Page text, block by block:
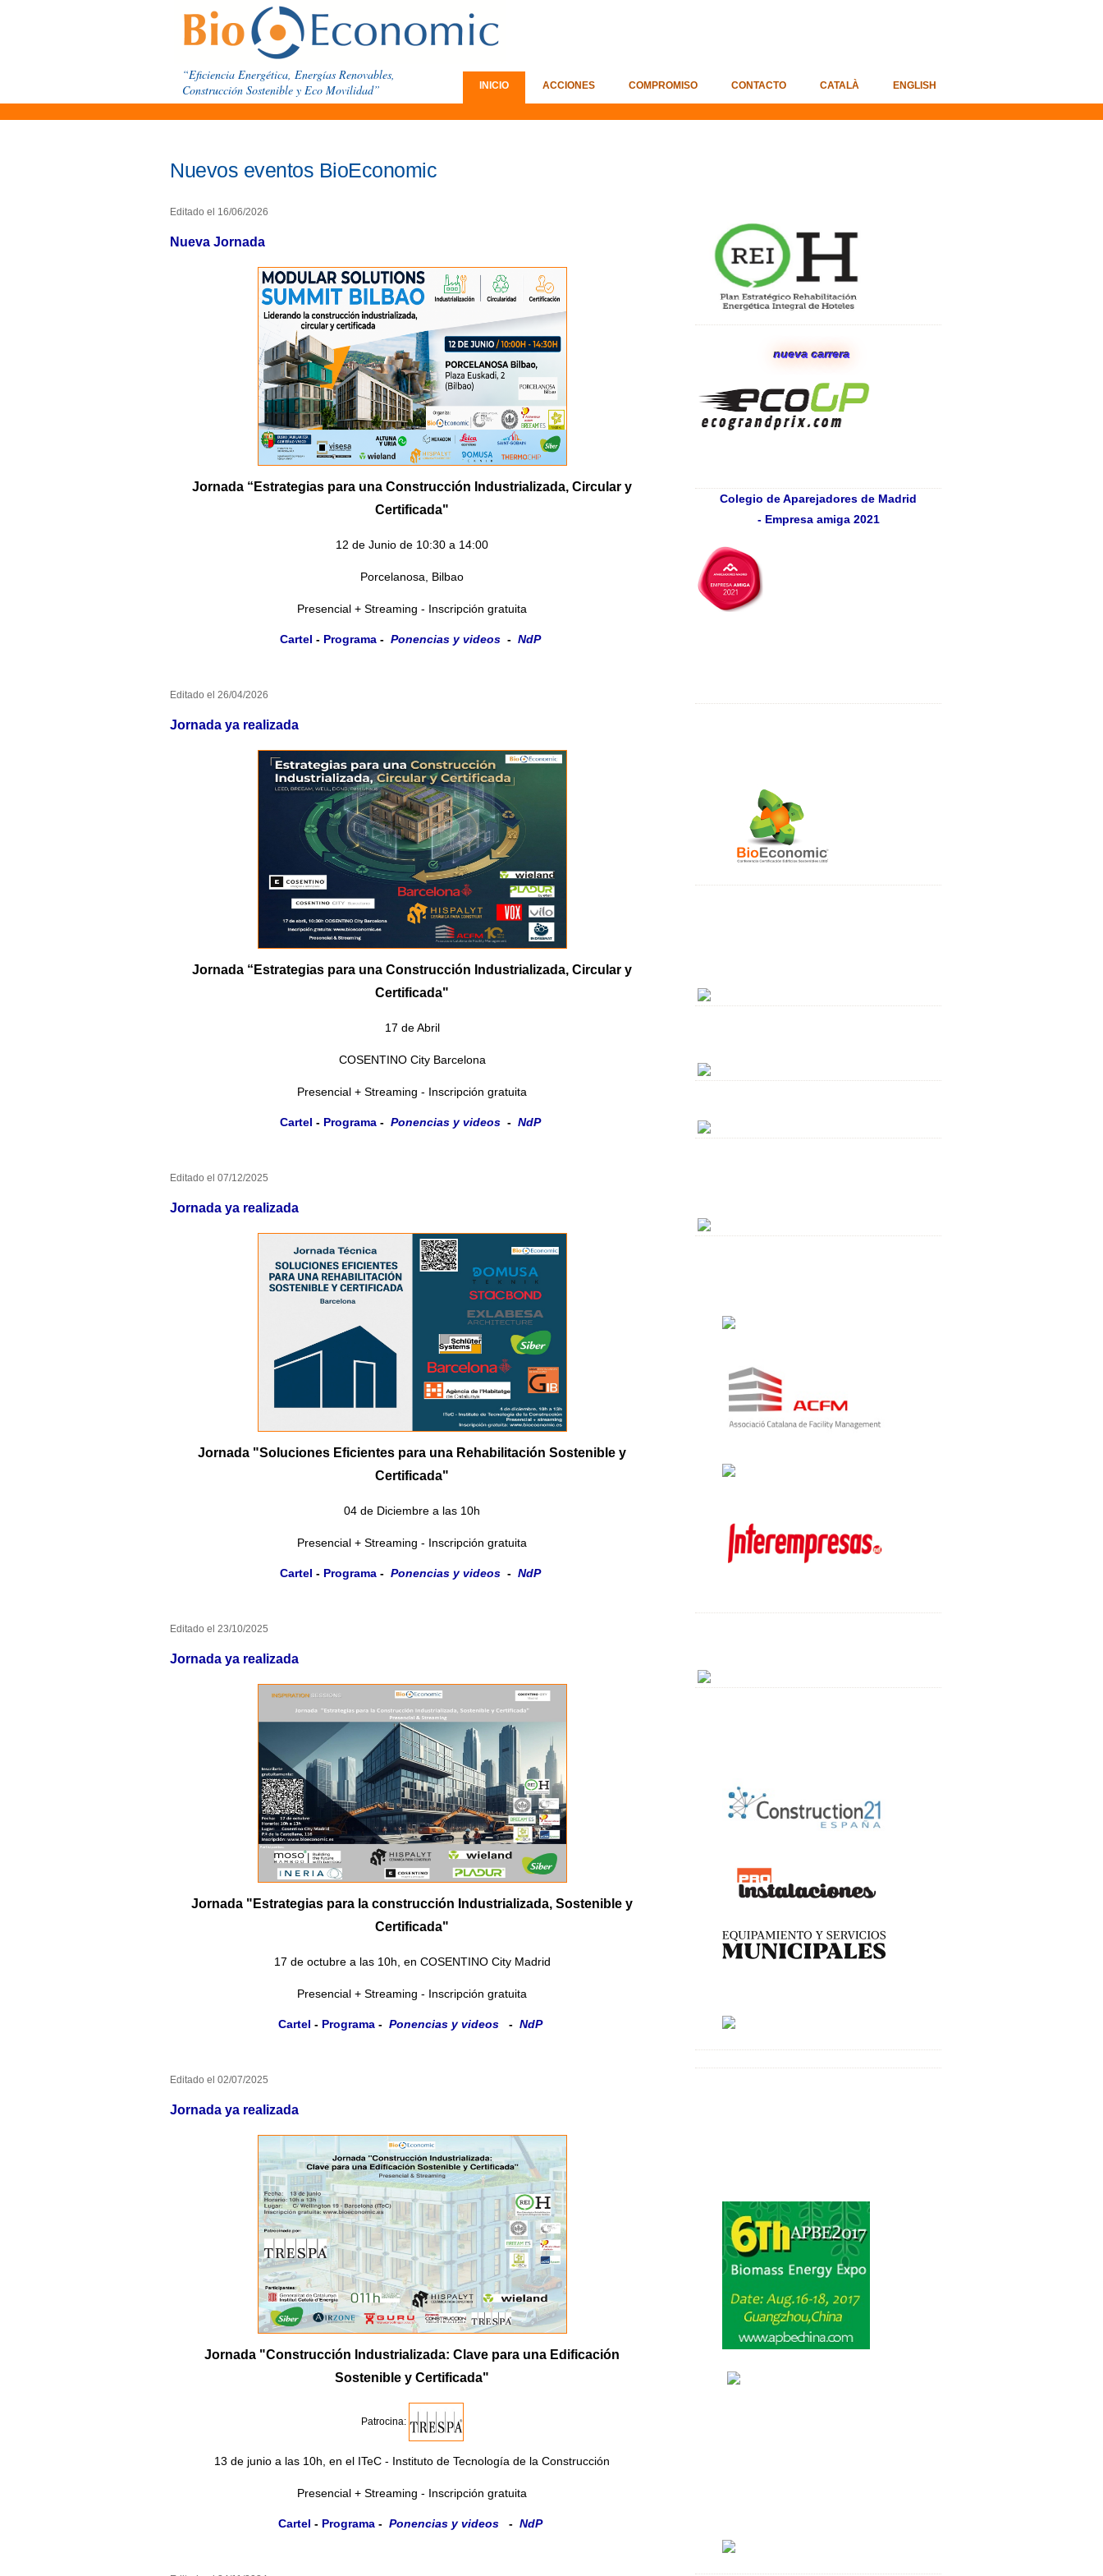
“Eficiencia Energética, Energías Renovables,
Construcción Sostenible y Eco Movilidad”
INICIO ACCIONES COMPROMISO CONTACTO CATALÀ ENGLISH
Nuevos eventos BioEconomic
Editado el 16/06/2026
Nueva Jornada
Jornada “Estrategias para una Construcción Industrializada, Circular y
Certificada"
12 de Junio de 10:30 a 14:00
Porcelanosa, Bilbao
Presencial + Streaming - Inscripción gratuita
Cartel - Programa - Ponencias y videos - NdP
Editado el 26/04/2026
Jornada ya realizada
Jornada “Estrategias para una Construcción Industrializada, Circular y
Certificada"
17 de Abril
COSENTINO City Barcelona
Presencial + Streaming - Inscripción gratuita
Cartel - Programa - Ponencias y videos - NdP
Editado el 07/12/2025
Jornada ya realizada
Jornada "Soluciones Eficientes para una Rehabilitación Sostenible y
Certificada"
04 de Diciembre a las 10h
Presencial + Streaming - Inscripción gratuita
Cartel - Programa - Ponencias y videos - NdP
Editado el 23/10/2025
Jornada ya realizada
Jornada "Estrategias para la construcción Industrializada, Sostenible y
Certificada"
17 de octubre a las 10h, en COSENTINO City Madrid
Presencial + Streaming - Inscripción gratuita
Cartel - Programa - Ponencias y videos - NdP
Editado el 02/07/2025
Jornada ya realizada
Jornada "Construcción Industrializada: Clave para una Edificación
Sostenible y Certificada"
Patrocina:
13 de junio a las 10h, en el ITeC - Instituto de Tecnología de la Construcción
Presencial + Streaming - Inscripción gratuita
Cartel - Programa - Ponencias y videos - NdP
ECO GPnueva carrera
Colegio de Aparejadores de Madrid
- Empresa amiga 2021